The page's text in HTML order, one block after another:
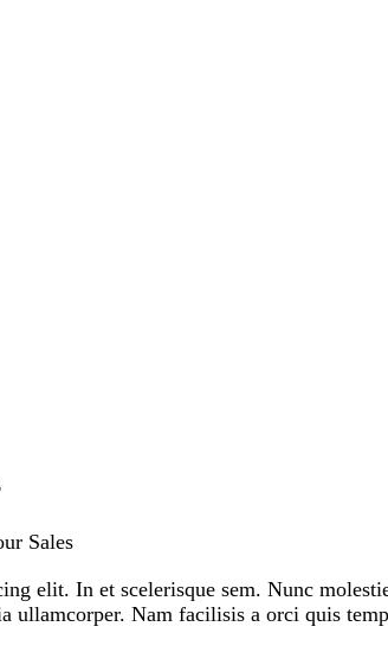
Sales
elit. In et scelerisque sem. Nunc
ullamcorper. Nam facilisis a orci quis